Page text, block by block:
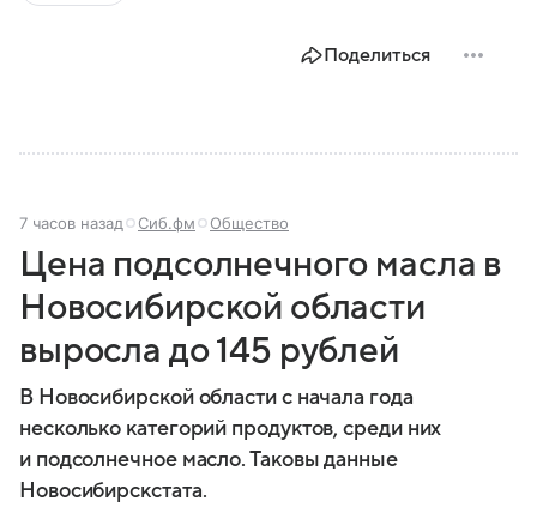
Поделиться
7 часов назад Сиб.фм Общество
Цена подсолнечного масла в
Новосибирской области
выросла до 145 рублей
В Новосибирской области с начала года
несколько категорий продуктов, среди них
и подсолнечное масло. Таковы данные
Новосибирскстата.